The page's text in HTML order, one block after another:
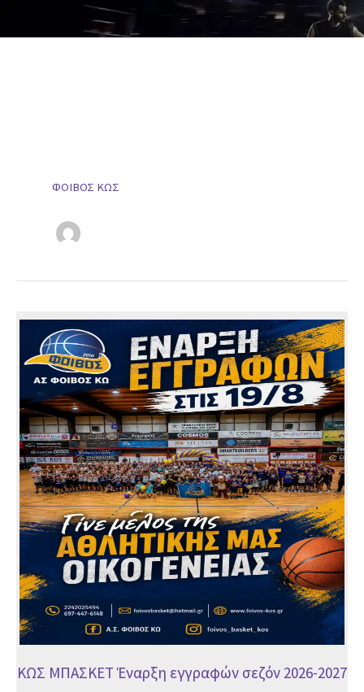
ΦΟΙΒΟΣ ΚΩΣ
ΚΩΣ ΜΠΑΣΚΕΤ Έναρξη εγγραφών σεζόν 2026-2027
ΚΩΣ
ΜΠΑΣΚΕΤ
Έναρξη
εγγραφών
σεζόν
2026-
2027